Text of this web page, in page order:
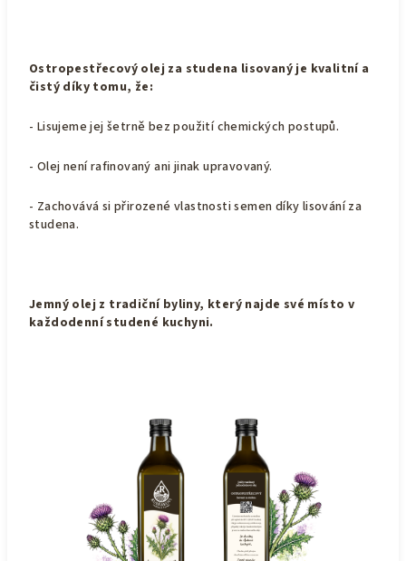
Ostropestřecový olej za studena lisovaný je kvalitní a
čistý díky tomu, že:
- Lisujeme jej šetrně bez použití chemických postupů.
- Olej není rafinovaný ani jinak upravovaný.
- Zachovává si přirozené vlastnosti semen díky lisování za
studena.
Jemný olej z tradiční byliny, který najde své místo v
každodenní studené kuchyni.